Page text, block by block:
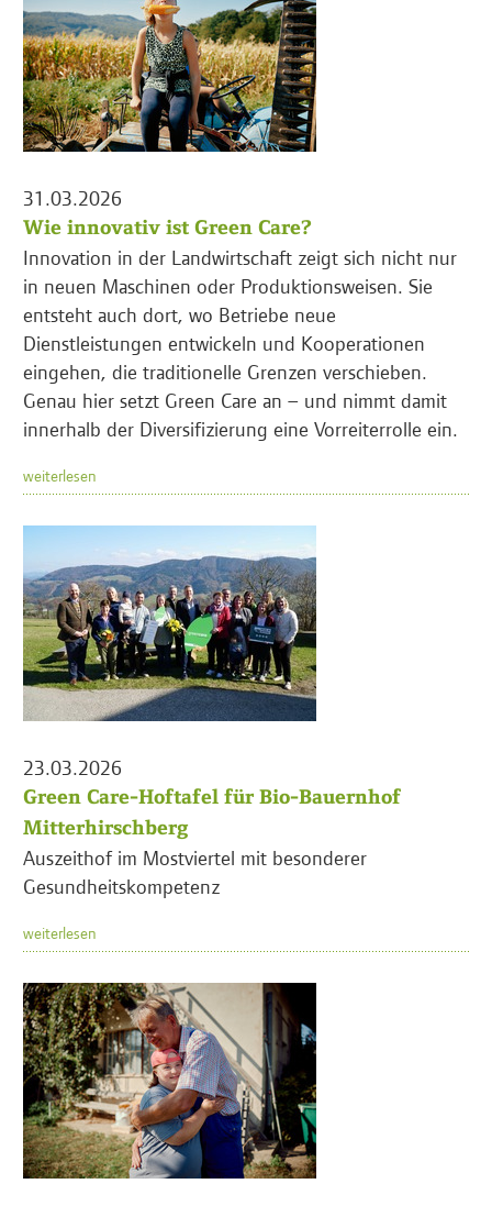
31.03.2026
Wie innovativ ist Green Care?
Innovation in der Landwirtschaft zeigt sich nicht nur
in neuen Maschinen oder Produktionsweisen. Sie
entsteht auch dort, wo Betriebe neue
Dienstleistungen entwickeln und Kooperationen
eingehen, die traditionelle Grenzen verschieben.
Genau hier setzt Green Care an – und nimmt damit
innerhalb der Diversifizierung eine Vorreiterrolle ein.
weiterlesen
23.03.2026
Green Care-Hoftafel für Bio-Bauernhof
Mitterhirschberg
Auszeithof im Mostviertel mit besonderer
Gesundheitskompetenz
weiterlesen